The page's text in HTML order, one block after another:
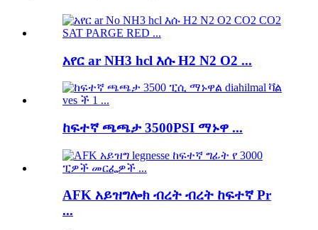
አየር ar NH3 hcl እሱ H2 N2 O2 ...
ከፍተኛ ጫጫታ 3500PSI ማኑዋ ...
AFK አይዝግሎክ ብረት ብረት ከፍተኛ Pr
...